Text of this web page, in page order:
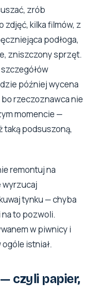
zrób
zdjęć, kilka filmów, z
podłoga,
zniszczony sprzęt.
później wycena
bo rzeczoznawca nie
momencie —
taką podsuszoną,
remontuj na
wyrzucaj
tynku — chyba
to pozwoli.
w piwnicy i
istniał.
czyli papier,